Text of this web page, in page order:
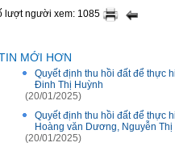
lượt người xem: 1085
MỚI HƠN
Quyết định thu hồi đất để thực
Đinh Thị Huỳnh
(20/01/2025)
Quyết định thu hồi đất để thực
Hoàng văn Dương, Nguyễn Thị
(20/01/2025)